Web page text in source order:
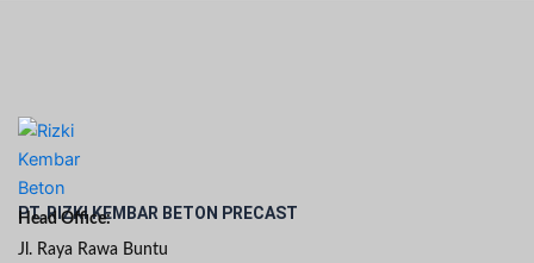
PT. RIZKI KEMBAR BETON PRECAST
Head Office:
Jl. Raya Rawa Buntu